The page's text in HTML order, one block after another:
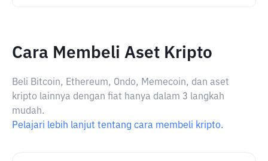
Cara Membeli Aset Kripto
Beli Bitcoin, Ethereum, Ondo, Memecoin, dan aset
kripto lainnya dengan fiat hanya dalam 3 langkah
mudah.
Pelajari lebih lanjut tentang cara membeli kripto.